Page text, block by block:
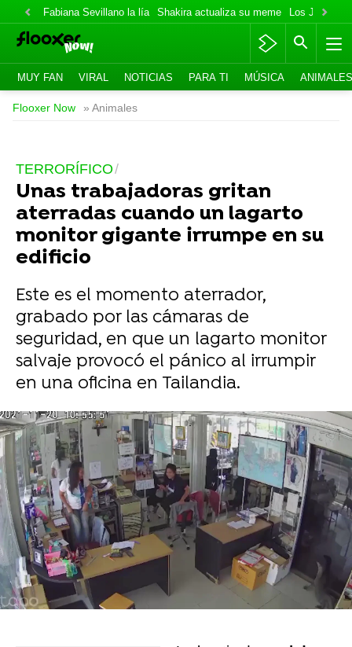
Fabiana Sevillano la lía Shakira actualiza su meme Los Jonas
MUY FAN VIRAL NOTICIAS PARA TI MÚSICA ANIMALES
Flooxer Now » Animales
TERRORÍFICO
Unas trabajadoras gritan
aterradas cuando un lagarto
monitor gigante irrumpe en su
edificio
Este es el momento aterrador,
grabado por las cámaras de
seguridad, en que un lagarto monitor
salvaje provocó el pánico al irrumpir
en una oficina en Tailandia.
Liopardo
Madrid
Publicado:30 de noviembre de 2021, 09:31
WhatsappFacebook
X Flipboard